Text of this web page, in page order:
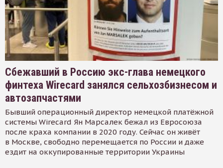
Сбежавший в Россию экс-глава немецкого
финтеха Wirecard занялся сельхозбизнесом и
автозапчастями
Бывший операционный директор немецкой платёжной
системы Wirecard Ян Марсалек бежал из Евросоюза
после краха компании в 2020 году. Сейчас он живёт
в Москве, свободно перемещается по России и даже
ездит на оккупированные территории Украины